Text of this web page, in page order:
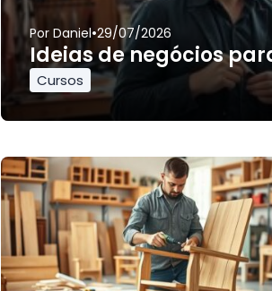
PorDaniel•29/07/2026
Ideias de negócios
Cursos